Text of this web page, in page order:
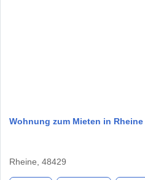
Wohnung zum Mieten in Rheine
Rheine, 48429